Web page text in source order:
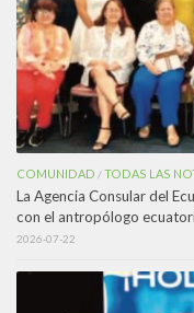
COMUNIDAD /TODAS LAS
La Agencia Consular del
con el antropólogo
2026-07-22